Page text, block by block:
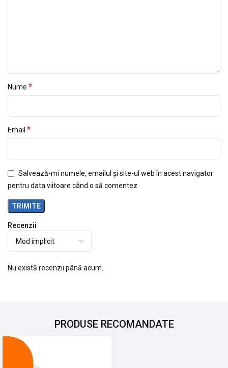
Recenzii
Nu există recenzii până acum.
Nume *
Email *
Salvează-mi numele, emailul și site-ul web în acest navigator
pentru data viitoare când o să comentez.
PRODUSE RECOMANDATE